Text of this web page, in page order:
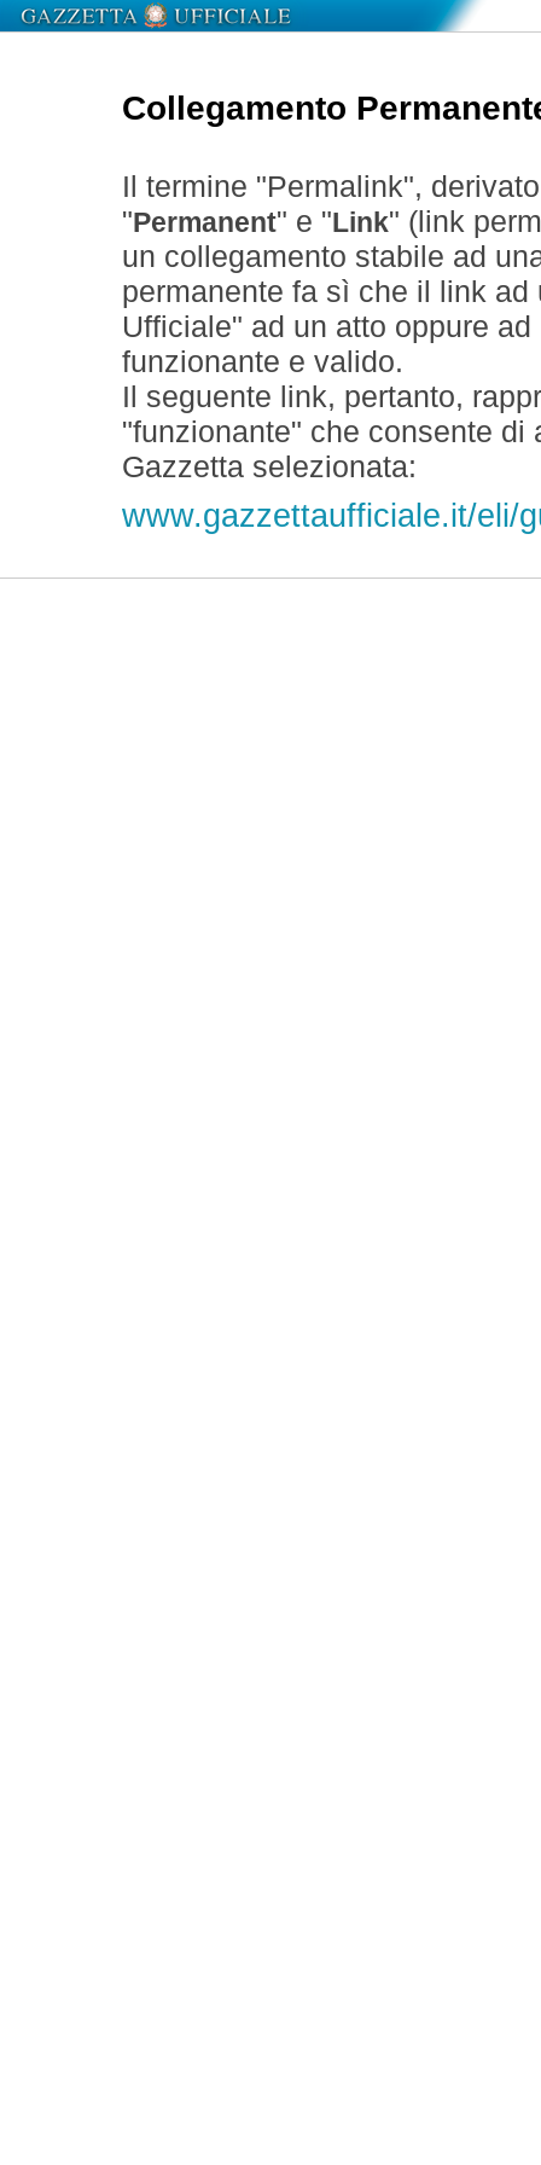
Collegamento
Il termine "Permalink",
" Permanent" e " Link" (link
un collegamento stabile ad
permanente fa sì che il link
Ufficiale" ad un atto oppure
funzionante e valido.
Il seguente link, pertanto,
"funzionante" che consente
Gazzetta selezionata:
www.gazzettaufficiale.it/eli/